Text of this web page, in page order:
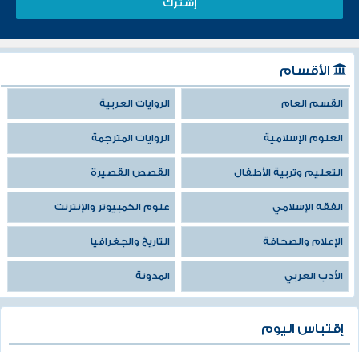
الأقسام
القسم العام الروايات العربية
العلوم الإسلامية الروايات المترجمة
التعليم وتربية الأطفال القصص القصيرة
الفقه الإسلامي علوم الكمبيوتر والإنترنت
الإعلام والصحافة التاريخ والجغرافيا
الأدب العربي المدونة
إقتباس اليوم